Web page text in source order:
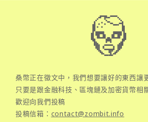
桑幣正在徵文中，我們想要讓好的東西讓
只要是跟金融科技、區塊鏈及加密貨幣相
歡迎向我們投稿
投稿信箱： contact@zombit.info